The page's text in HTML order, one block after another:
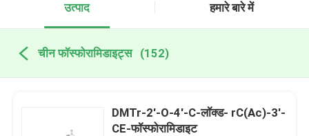
उत्पाद हमारे बारे में
चीन फॉस्फोरामिडाइट्स (152)
DMTr-2'-O-4'-C-लॉक्ड- rC(Ac)-3'-
CE-फॉस्फोरामिडाइट